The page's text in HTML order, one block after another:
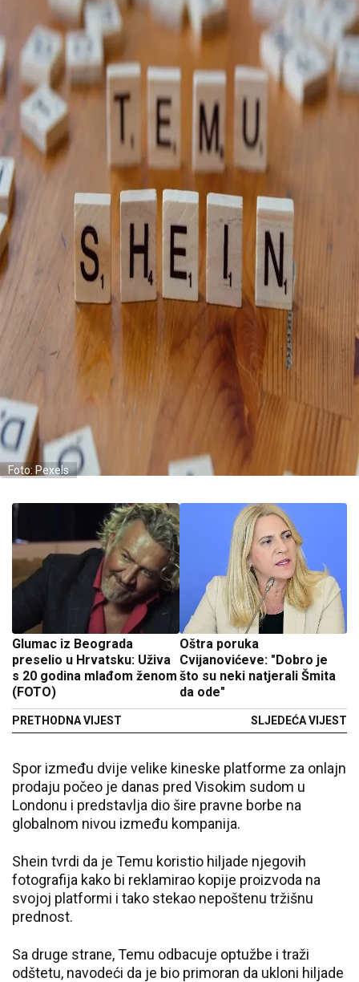
Foto: Pexels
Glumac iz Beograda
preselio u Hrvatsku: Uživa
s 20 godina mlađom ženom
(FOTO)
PRETHODNA VIJEST
Oštra poruka
Cvijanovićeve: "Dobro je
što su neki natjerali Šmita
da ode"
SLJEDEĆA VIJEST
Spor između dvije velike kineske platforme za onlajn
prodaju počeo je danas pred Visokim sudom u
Londonu i predstavlja dio šire pravne borbe na
globalnom nivou između kompanija.
Shein tvrdi da je Temu koristio hiljade njegovih
fotografija kako bi reklamirao kopije proizvoda na
svojoj platformi i tako stekao nepoštenu tržišnu
prednost.
Sa druge strane, Temu odbacuje optužbe i traži
odštetu, navodeći da je bio primoran da ukloni hiljade